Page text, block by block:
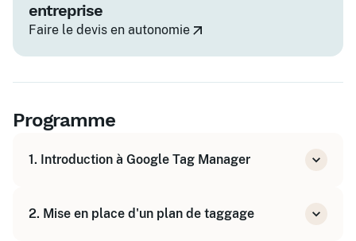
entreprise
Faire le devis en autonomie
Programme
1. Introduction à Google Tag Manager
Concepts clés : balises, déclencheurs,
2. Mise en place d'un plan de taggage